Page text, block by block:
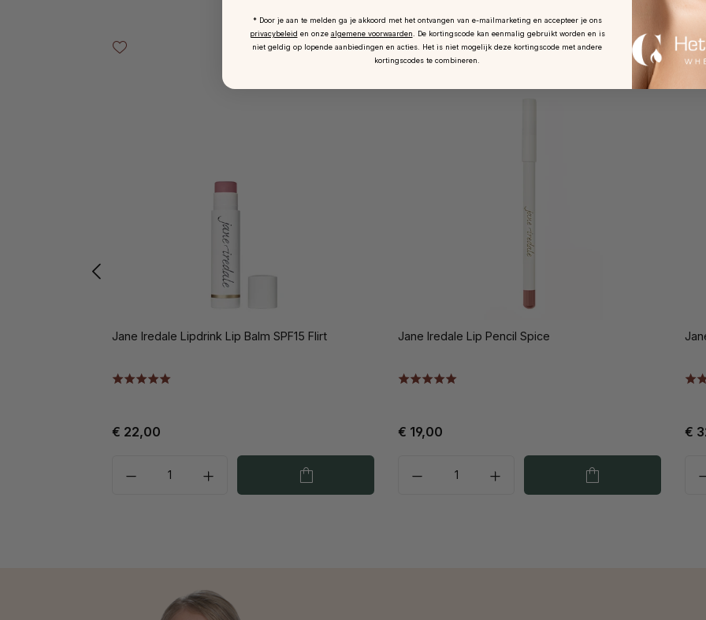
Jane Iredale Lipdrink Lip Balm SPF15 Flirt
€ 22,00
Jane Iredale Lip Pencil Spice
€ 19,00 €
* Door je aan te melden ga je akkoord met het ontvangen van e-mailmarketing en accepteer je ons
privacybeleid en onze algemene voorwaarden
De kortingscode kan eenmalig gebruikt worden en is
niet geldig op lopende aanbiedingen en acties. Het is niet mogelijk deze kortingscode met andere
kortingscodes te combineren.